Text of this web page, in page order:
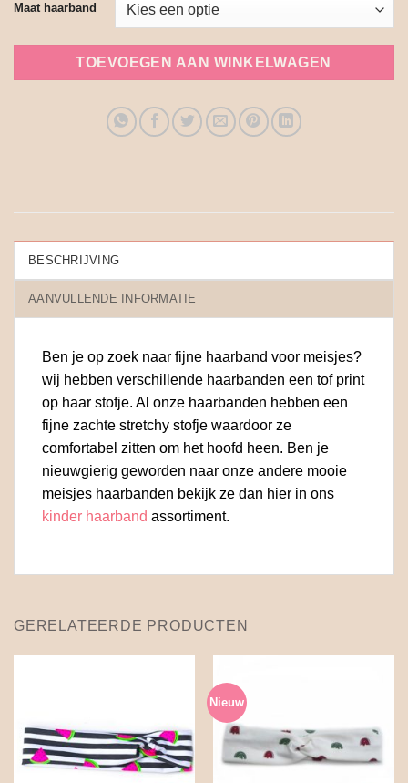
Maat haarband
TOEVOEGEN AAN WINKELWAGEN
BESCHRIJVING
AANVULLENDE INFORMATIE
Ben je op zoek naar fijne haarband voor meisjes?
wij hebben verschillende haarbanden een tof print
op haar stofje. Al onze haarbanden hebben een
fijne zachte stretchy stofje waardoor ze
comfortabel zitten om het hoofd heen. Ben je
nieuwgierig geworden naar onze andere mooie
meisjes haarbanden bekijk ze dan hier in ons
kinder haarband assortiment.
GERELATEERDE PRODUCTEN
Nieuw